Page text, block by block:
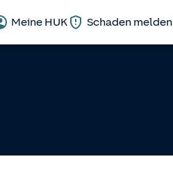
Meine HUK Schaden melden